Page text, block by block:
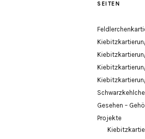
SEITEN
Gesehen –
Projekte